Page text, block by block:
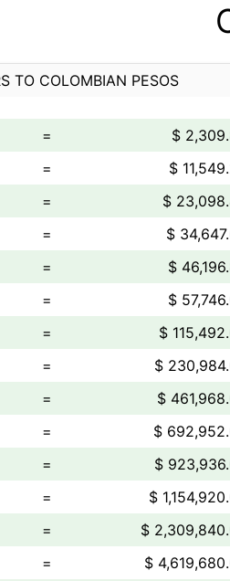
TO COLOMBIAN PESOS
=
$
=
$
=
$
=
$
=
$
=
$
=
$
=
$
=
$
=
$
=
$
=
$
=
$
= $